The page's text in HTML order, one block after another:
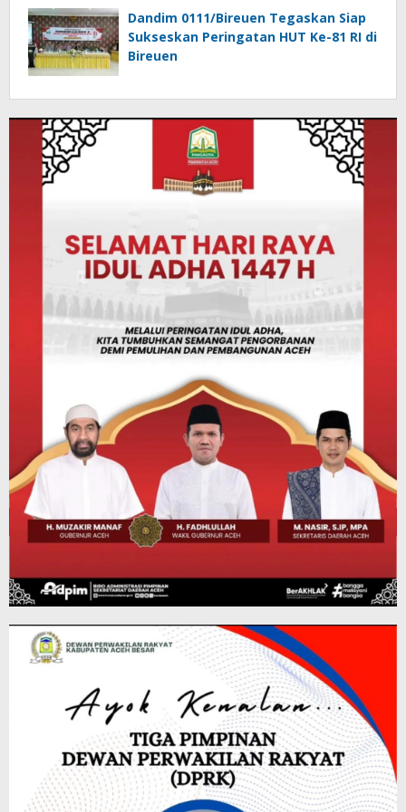
Dandim 0111/Bireuen Tegaskan Siap
Sukseskan Peringatan HUT Ke-81 RI di
Bireuen